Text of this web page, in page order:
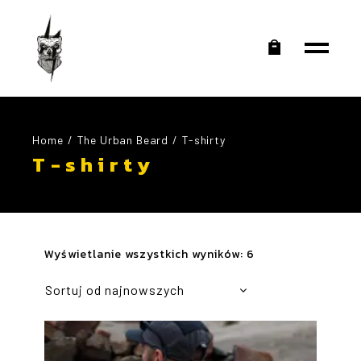
Home The Urban Beard T-shirty
T-shirty
Wyświetlanie wszystkich wyników: 6
Sortuj od najnowszych
Podstawowe